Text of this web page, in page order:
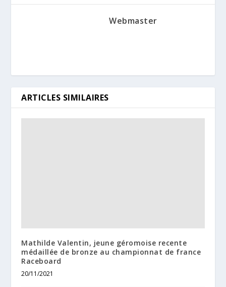
Webmaster
ARTICLES SIMILAIRES
Mathilde Valentin, jeune géromoise recente
médaillée de bronze au championnat de france
Raceboard
20/11/2021